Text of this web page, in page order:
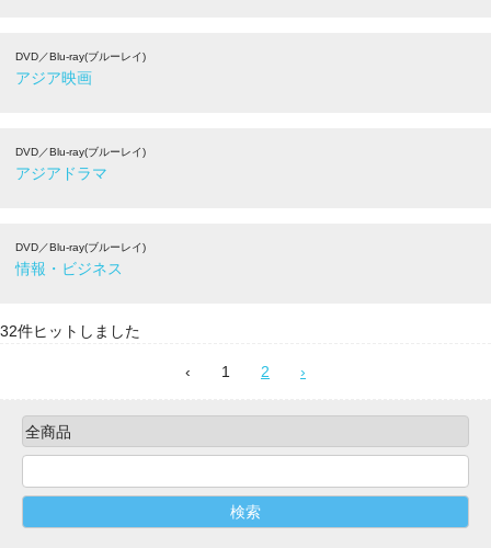
DVD／Blu-ray(ブルーレイ)
アジア映画
DVD／Blu-ray(ブルーレイ)
アジアドラマ
DVD／Blu-ray(ブルーレイ)
情報・ビジネス
32件ヒットしました
‹ 1 2 ›